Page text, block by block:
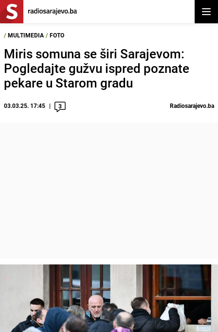
/ MULTIMEDIA / FOTO
Miris somuna se širi Sarajevom:
Pogledajte gužvu ispred poznate
pekare u Starom gradu
03.03.25. 17:45 3 Radiosarajevo.ba